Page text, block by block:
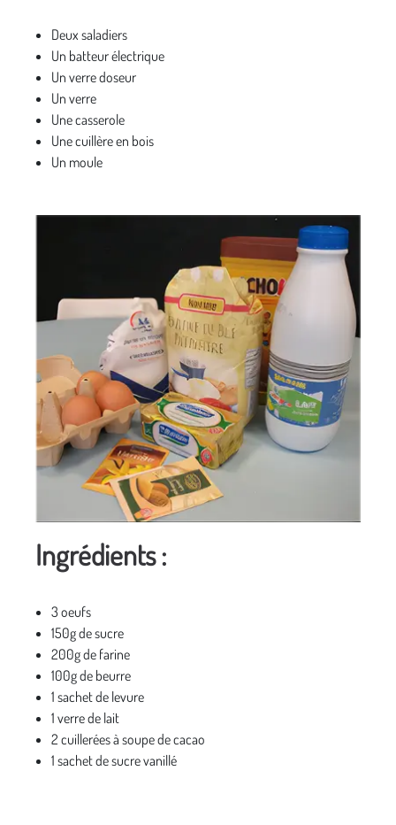
Deux saladiers
Un batteur électrique
Un verre doseur
Un verre
Une casserole
Une cuillère en bois
Un moule
Ingrédients :
3 oeufs
150g de sucre
200g de farine
100g de beurre
1 sachet de levure
1 verre de lait
2 cuillerées à soupe de cacao
1 sachet de sucre vanillé